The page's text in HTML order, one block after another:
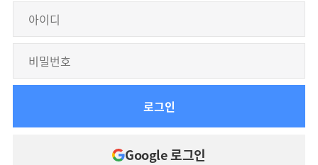
로그인
Google 로그인